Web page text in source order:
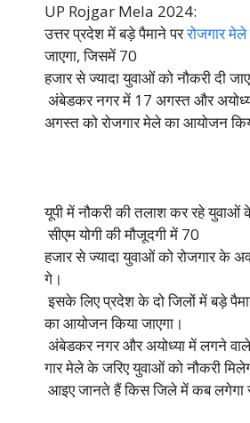
UP Rojgar Mela 2024:
उत्तर प्रदेश में बड़े पैमाने पररोजगार मेले
जाएगा, जिसमें 70
हजार से ज्यादा युवाओं को नौकरी दी
अंबेडकर नगर में 17 अगस्त और
अगस्त को रोजगार मेले का आयोजन
यूपी में नौकरी की तलाश कर रहे युवाओं
सीएम योगी की मौजूदगी में 70
हजार से ज्यादा युवाओं को रोजगार के
गे।
इसके लिए प्रदेश के दो जिलों में बड़े
का आयोजन किया जाएगा।
अंबेडकर नगर और अयोध्या में लगने वाले
गार मेले के जरिए युवाओं को नौकरी
आइए जानते हैं किस जिले में कब लगेगा